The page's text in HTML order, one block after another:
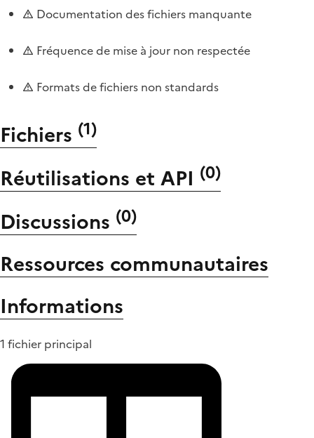
Documentation des fichiers manquante
Fréquence de mise à jour non respectée
Formats de fichiers non standards
Fichiers (1)
Réutilisations et API (0)
Discussions (0)
Ressources communautaires
Informations
1 fichier principal